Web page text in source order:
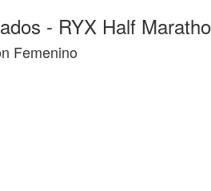
- RYX Half
Femenino